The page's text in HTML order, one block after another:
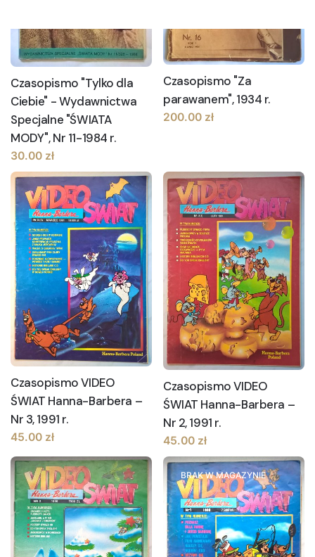
Czasopismo "Tylko dla
Ciebie" - Wydawnictwa
Specjalne "ŚWIATA
MODY", Nr 11-1984 r.
30.00 zł
Czasopismo "Za
parawanem", 1934 r.
200.00 zł
Czasopismo VIDEO
ŚWIAT Hanna-Barbera –
Nr 3, 1991 r.
45.00 zł
Czasopismo VIDEO
ŚWIAT Hanna-Barbera –
Nr 2, 1991 r.
45.00 zł
BRAK W MAGAZYNIE